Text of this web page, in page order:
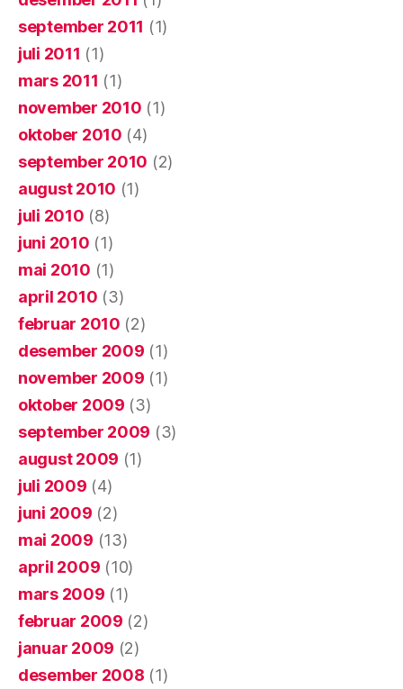
september 2011 (1)
juli 2011 (1)
mars 2011 (1)
november 2010 (1)
oktober 2010 (4)
september 2010 (2)
august 2010 (1)
juli 2010 (8)
juni 2010 (1)
mai 2010 (1)
april 2010 (3)
februar 2010 (2)
desember 2009 (1)
november 2009 (1)
oktober 2009 (3)
september 2009 (3)
august 2009 (1)
juli 2009 (4)
juni 2009 (2)
mai 2009 (13)
april 2009 (10)
mars 2009 (1)
februar 2009 (2)
januar 2009 (2)
desember 2008 (1)